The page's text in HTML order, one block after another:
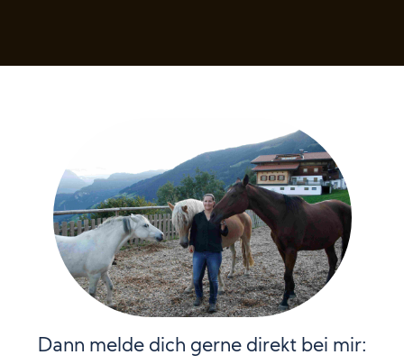
Dann melde dich gerne direkt bei mir: